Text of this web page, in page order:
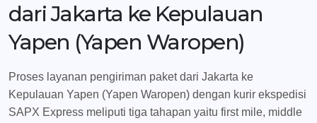
dari Jakarta ke Kepulauan
Yapen (Yapen Waropen)
Proses layanan pengiriman paket dari Jakarta ke
Kepulauan Yapen (Yapen Waropen) dengan kurir ekspedisi
SAPX Express meliputi tiga tahapan yaitu first mile, middle